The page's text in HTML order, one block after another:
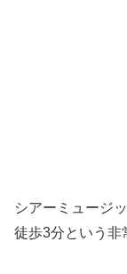
シアーミュージ
徒歩3分という非